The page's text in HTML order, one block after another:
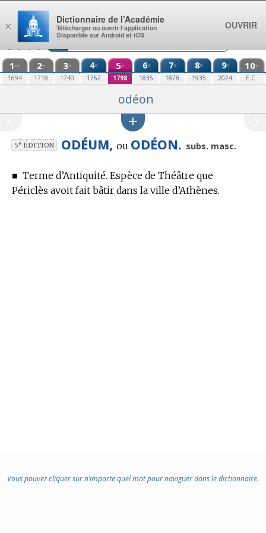
Aller au contenu
1 re
1694
2e
1718
3e
1740
4e
1762
5e
1798
6e
1835
7e
1878
8e
1935
9e
2024
10e
E.C.
odéon
5eÉDITION ODÉUM, ou ODÉON. subs. masc.
■ Terme d’Antiquité. Espèce de Théâtre que
Périclès avoit fait bâtir dans la ville d’Athènes.
Vous pouvez cliquer sur n’importe quel mot pour naviguer dans le dictionnaire.
×
Dictionnaire de l’Académie
Télécharger ou ouvrir l’application
Disponible sur Android et iOS
OUVRIR